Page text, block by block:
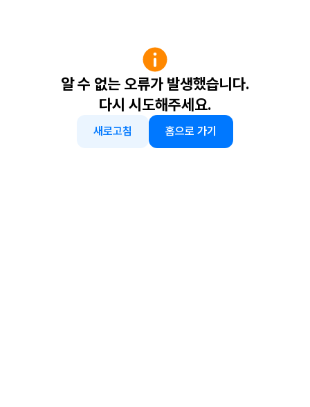
알 수 없는 오류가 발생했습니다.
다시 시도해주세요.
새로고침 홈으로 가기